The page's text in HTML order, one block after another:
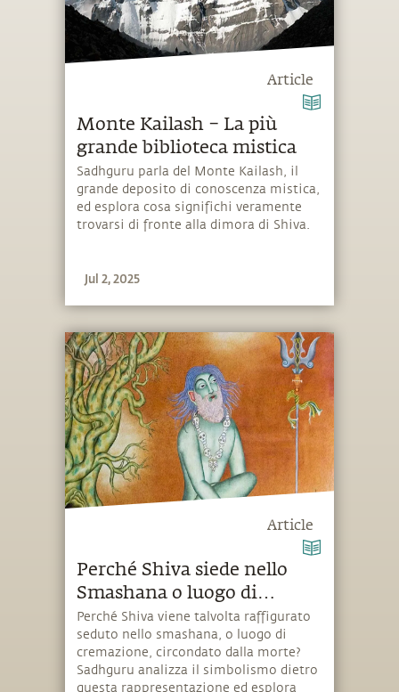
Article
Monte Kailash – La più
grande biblioteca mistica
Sadhguru parla del Monte Kailash, il
grande deposito di conoscenza mistica,
ed esplora cosa significhi veramente
trovarsi di fronte alla dimora di Shiva.
Jul 2, 2025
Article
Perché Shiva siede nello
Smashana o luogo di
Cremazione?
Perché Shiva viene talvolta raffigurato
seduto nello smashana, o luogo di
cremazione, circondato dalla morte?
Sadhguru analizza il simbolismo dietro
questa rappresentazione ed esplora